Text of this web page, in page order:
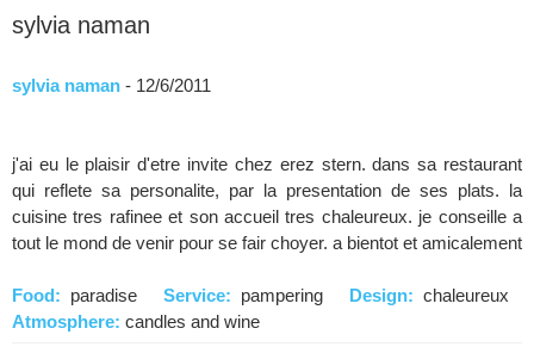
sylvia naman
sylvia naman - 12/6/2011
j'ai eu le plaisir d'etre invite chez erez stern. dans sa restaurant
qui reflete sa personalite, par la presentation de ses plats. la
cuisine tres rafinee et son accueil tres chaleureux. je conseille a
tout le mond de venir pour se fair choyer. a bientot et amicalement
Food: paradise Service: pampering Design: chaleureux
Atmosphere: candles and wine